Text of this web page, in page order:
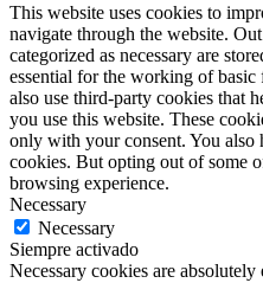
This website uses cookies to
navigate through the website.
categorized as necessary are
essential for the working of
also use third-party cookies that
you use this website. These
only with your consent. You also
cookies. But opting out of some
browsing experience.
Necessary
Necessary
Siempre activado
Necessary cookies are